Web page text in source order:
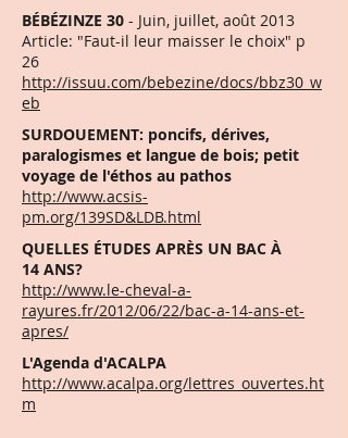
BÉBÉZINZE 30 - Juin, juillet, août 2013
Article: "Faut-il leur maisser le choix" p
26
http://issuu.com/bebezine/docs/bbz30_w
eb
SURDOUEMENT: poncifs, dérives,
paralogismes et langue de bois; petit
voyage de l'éthos au pathos
http://www.acsis-
pm.org/139SD&LDB.html
QUELLES ÉTUDES APRÈS UN BAC À
14 ANS?
http://www.le-cheval-a-
rayures.fr/2012/06/22/bac-a-14-ans-et-
apres/
L'Agenda d'ACALPA
http://www.acalpa.org/lettres_ouvertes.ht
m